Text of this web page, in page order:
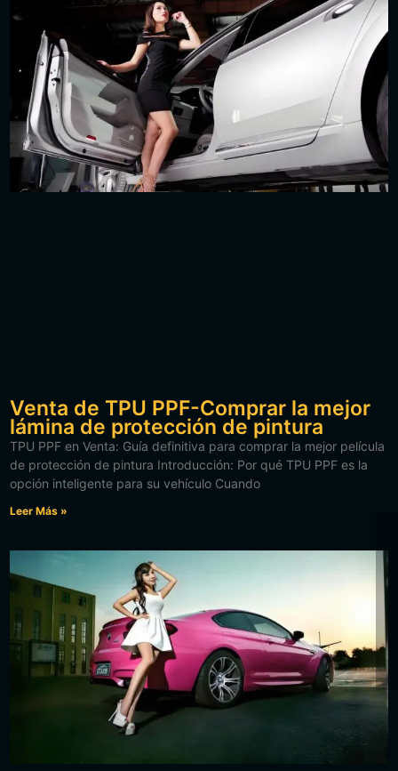
Venta de TPU PPF-Comprar la mejor
lámina de protección de pintura
TPU PPF en Venta: Guía definitiva para comprar la mejor película
de protección de pintura Introducción: Por qué TPU PPF es la
opción inteligente para su vehículo Cuando
Leer Más »